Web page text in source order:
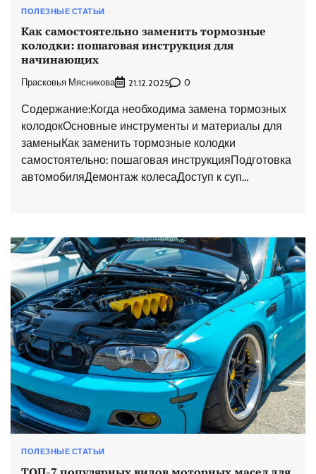
ПОЛЕЗНЫЕ СТАТЬИ
Как самостоятельно заменить тормозные
колодки: пошаговая инструкция для
начинающих
Прасковья Мясникова 21.12.2025 0
Содержание:Когда необходима замена тормозных
колодокОсновные инструменты и материалы для
заменыКак заменить тормозные колодки
самостоятельно: пошаговая инструкцияПодготовка
автомобиляДемонтаж колесаДоступ к суп…
ПОЛЕЗНЫЕ СТАТЬИ